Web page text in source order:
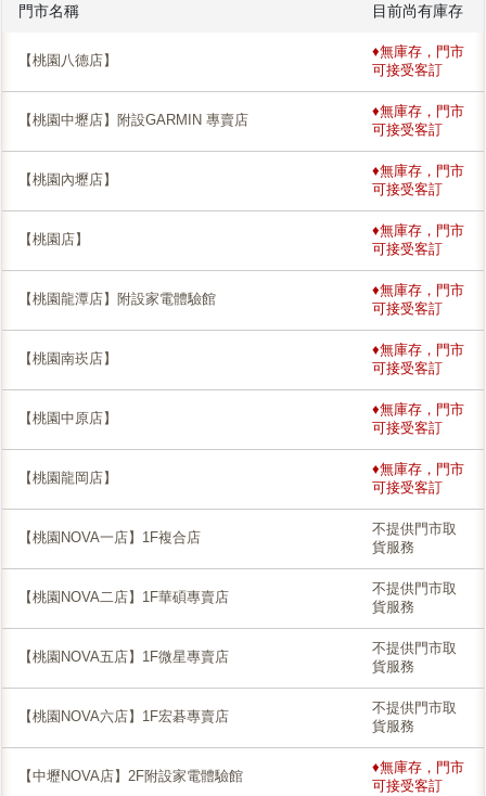
門市名稱 目前尚有庫存
【桃園八德店】
♦無庫存，門市
可接受客訂
【桃園中壢店】附設GARMIN 專賣店
♦無庫存，門市
可接受客訂
【桃園內壢店】
♦無庫存，門市
可接受客訂
【桃園店】
♦無庫存，門市
可接受客訂
【桃園龍潭店】附設家電體驗館
♦無庫存，門市
可接受客訂
【桃園南崁店】
♦無庫存，門市
可接受客訂
【桃園中原店】
♦無庫存，門市
可接受客訂
【桃園龍岡店】
♦無庫存，門市
可接受客訂
【桃園NOVA一店】1F複合店
不提供門市取
貨服務
【桃園NOVA二店】1F華碩專賣店
不提供門市取
貨服務
【桃園NOVA五店】1F微星專賣店
不提供門市取
貨服務
【桃園NOVA六店】1F宏碁專賣店
不提供門市取
貨服務
【中壢NOVA店】2F附設家電體驗館
♦無庫存，門市
可接受客訂